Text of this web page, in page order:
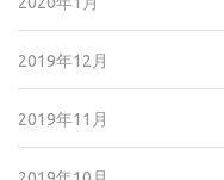
2019年12月
2019年11月